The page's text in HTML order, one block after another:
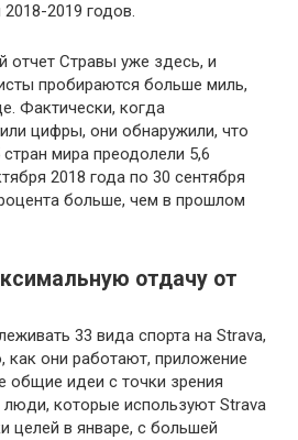
2019 годов.
отчет Стравы уже здесь, и
пробираются больше миль,
Фактически, когда
цифры, они обнаружили, что
мира преодолели 5,6
2018 года по 30 сентября
больше, чем в прошлом
отдачу от
33 вида спорта на Strava,
как они работают, приложение
общие идеи с точки зрения
которые используют Strava
целей в январе, с большей